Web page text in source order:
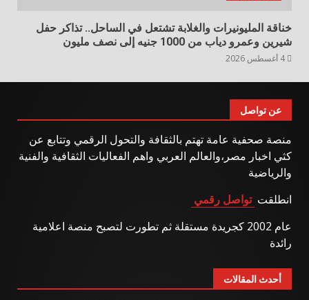
خناقة المليونيرات والغلابة تشتعل في الساحل.. تذاكر حفل
شيرين وعمرو دياب من 1000 جنيه إلى نصف مليون
عن تواصل
منصة صحفية عامة تهتم بالثقافة والتحول الرقمي وتتابع عن
كثي اخبار مصر،والعالم العربي واهم الفعاليات الثقافية والفنية
والرياضية
انطلقت تواصل رقمي
عام 2002 كجريدة مستقلة ثم تطورت لتصبح منصة اعلامية
رائدة
أحدث المقالات